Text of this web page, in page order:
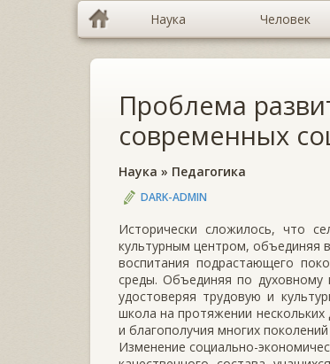
Наука Человек
Проблема
современных
Наука » Педагогика
DARK-ADMIN
Исторически сложилось, что
культурным центром, объединяя
воспитания подрастающего
среды. Объединяя по духовному
удостоверяя трудовую и
школа на протяжении нескольких
и благополучия многих
Изменение социально-